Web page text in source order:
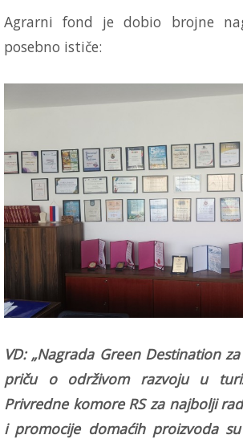
Agrarni fond je dobio brojne
posebno ističe:
VD: „Nagrada Green Destination
priču o održivom razvoju u
Privredne komore RS za najbolji
i promocije domaćih proizvoda